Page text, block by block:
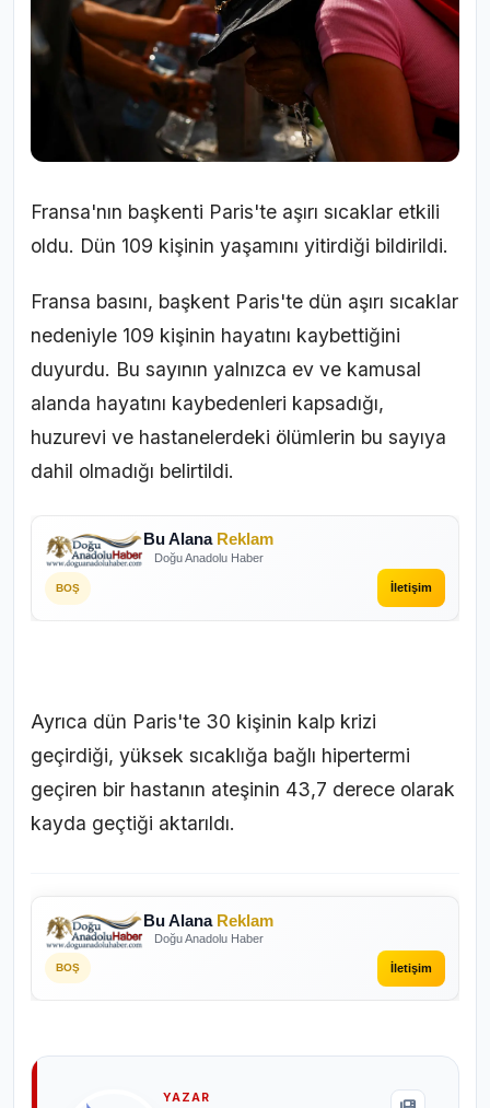
Fransa'nın başkenti Paris'te aşırı sıcaklar etkili
oldu. Dün 109 kişinin yaşamını yitirdiği bildirildi.
Fransa basını, başkent Paris'te dün aşırı sıcaklar
nedeniyle 109 kişinin hayatını kaybettiğini
duyurdu. Bu sayının yalnızca ev ve kamusal
alanda hayatını kaybedenleri kapsadığı,
huzurevi ve hastanelerdeki ölümlerin bu sayıya
dahil olmadığı belirtildi.
Bu Alana Reklam
Doğu Anadolu Haber
BOŞ İletişim
Ayrıca dün Paris'te 30 kişinin kalp krizi
geçirdiği, yüksek sıcaklığa bağlı hipertermi
geçiren bir hastanın ateşinin 43,7 derece olarak
kayda geçtiği aktarıldı.
Bu Alana Reklam
Doğu Anadolu Haber
BOŞ İletişim
YAZAR